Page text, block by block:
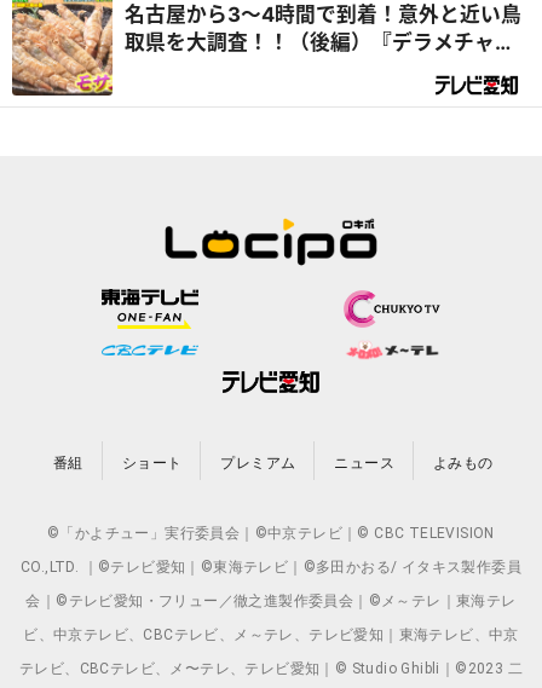
名古屋から3～4時間で到着！意外と近い鳥
取県を大調査！！（後編）『デラメチャ気
番組 ショート プレミアム ニュース よみもの
©「かよチュー」実行委員会｜©中京テレビ｜© CBC TELEVISION
CO.,LTD. ｜©テレビ愛知｜©東海テレビ｜©多田かおる/ イタキス製作委員
会｜©テレビ愛知・フリュー／徹之進製作委員会｜©メ～テレ｜東海テレ
ビ、中京テレビ、CBCテレビ、メ～テレ、テレビ愛知｜東海テレビ、中京
テレビ、CBCテレビ、メ〜テレ、テレビ愛知｜© Studio Ghibli｜©2023 二